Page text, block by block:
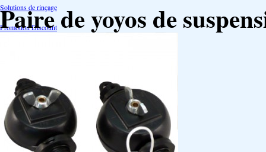
Solutions de rinçage
Promotion Discount
Correcteurs PH
Extraction/Intraction
Ventilation
Ioniseur d'air -AirBulter
Paire de yoyos de